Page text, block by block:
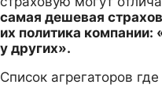
самая дешевая
их политика
у других».
Список агрегаторов